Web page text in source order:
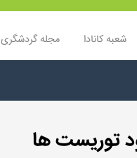
شعبه کانادا مجله گردشگری
توریست ها